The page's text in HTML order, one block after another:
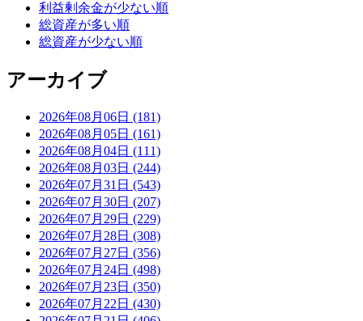
利益剰余金が少ない順
総資産が多い順
総資産が少ない順
アーカイブ
2026年08月06日 (181)
2026年08月05日 (161)
2026年08月04日 (111)
2026年08月03日 (244)
2026年07月31日 (543)
2026年07月30日 (207)
2026年07月29日 (229)
2026年07月28日 (308)
2026年07月27日 (356)
2026年07月24日 (498)
2026年07月23日 (350)
2026年07月22日 (430)